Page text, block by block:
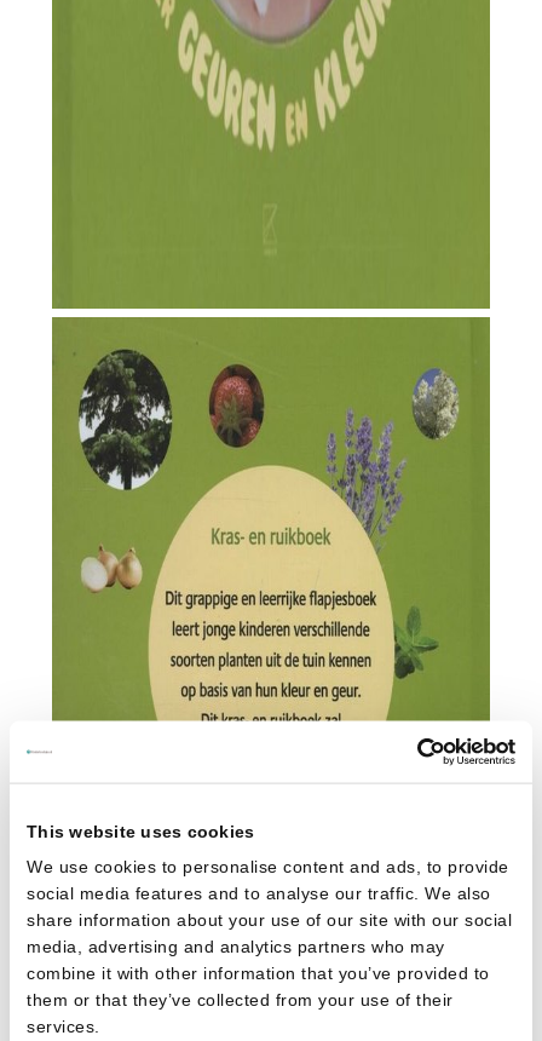
This website uses cookies
We use cookies to personalise content and ads, to provide
social media features and to analyse our traffic. We also
share information about your use of our site with our social
media, advertising and analytics partners who may
combine it with other information that you’ve provided to
them or that they’ve collected from your use of their
services.